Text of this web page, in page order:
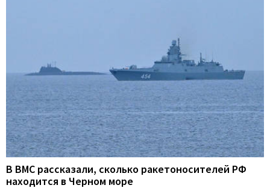
В ВМС рассказали, сколько ракетоносителей РФ
находится в Черном море